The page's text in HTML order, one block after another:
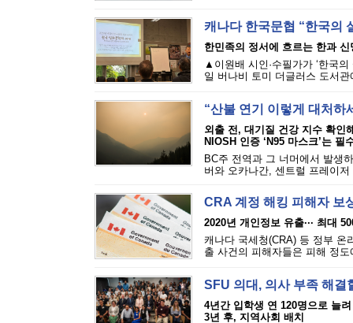
캐나다 한국문협 “한국의
한민족의 정서에 흐르는 한과 신
▲이원배 시인·수필가가 ‘한국
일 버나비 토미 더글러스 도서관
“산불 연기 이렇게 대처하
외출 전, 대기질 건강 지수 확인
NIOSH 인증 ‘N95 마스크’는 필
BC주 전역과 그 너머에서 발생
버와 오카나간, 센트럴 프레이
CRA 계정 해킹 피해자 보
2020년 개인정보 유출··· 최대
캐나다 국세청(CRA) 등 정부 온
출 사건의 피해자들은 피해 정
SFU 의대, 의사 부족 해
4년간 입학생 연 120명으로 늘려
3년 후, 지역사회 배치